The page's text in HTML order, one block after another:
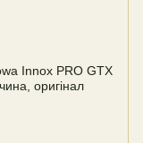
Innox PRO GTX
оригінал